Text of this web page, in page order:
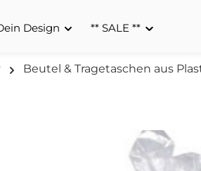
Design ** SALE **
Beutel & Tragetaschen aus